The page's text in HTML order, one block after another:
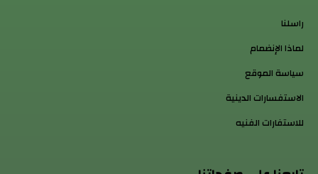
راسلنا
لماذا الإنضمام
سياسة الموقع
الاستفسارات الدينية
للاستفارات الفنيه